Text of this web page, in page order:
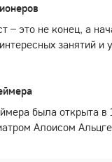
– это не конец, а
занятий и
была открыта в
Алоисом